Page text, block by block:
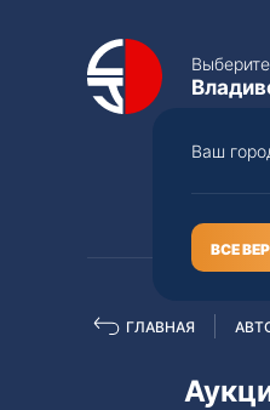
Ваш
ВСЕ
Полная
ГЛАВНАЯ